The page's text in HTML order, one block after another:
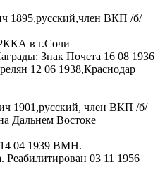
1895,русский,член ВКП /б/
в г.Сочи
Знак Почета 16 08 1936
12 06 1938,Краснодар
1901,русский, член ВКП /б/
Дальнем Востоке
04 1939 ВМН.
Реабилитирован 03 11 1956